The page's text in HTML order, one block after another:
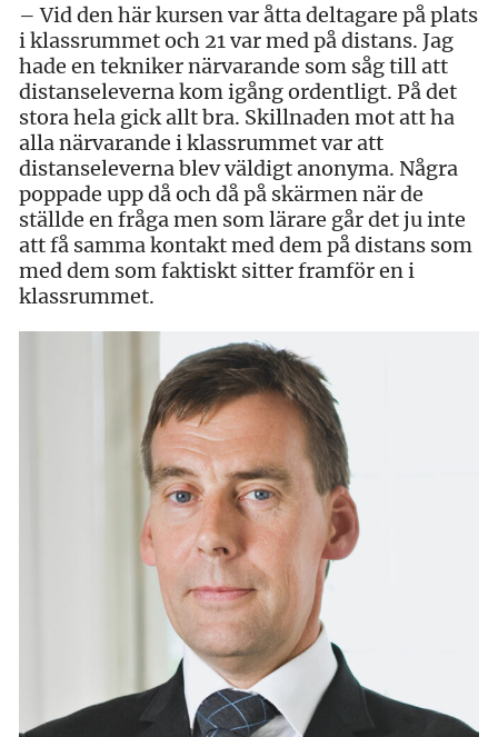
– Vid den här kursen var åtta deltagare på plats
i klassrummet och 21 var med på distans. Jag
hade en tekniker närvarande som såg till att
distanseleverna kom igång ordentligt. På det
stora hela gick allt bra. Skillnaden mot att ha
alla närvarande i klassrummet var att
distanseleverna blev väldigt anonyma. Några
poppade upp då och då på skärmen när de
ställde en fråga men som lärare går det ju inte
att få samma kontakt med dem på distans som
med dem som faktiskt sitter framför en i
klassrummet.